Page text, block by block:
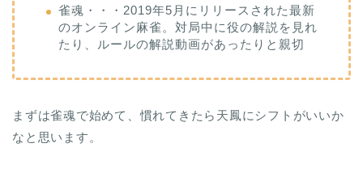
雀魂・・・2019年5月にリリースされた最新
のオンライン麻雀。対局中に役の解説を見れ
たり、ルールの解説動画があったりと親切
まずは雀魂で始めて、慣れてきたら天鳳にシフトがいいか
なと思います。